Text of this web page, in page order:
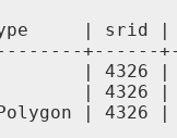
| srid |
+------
| 4326
| 4326